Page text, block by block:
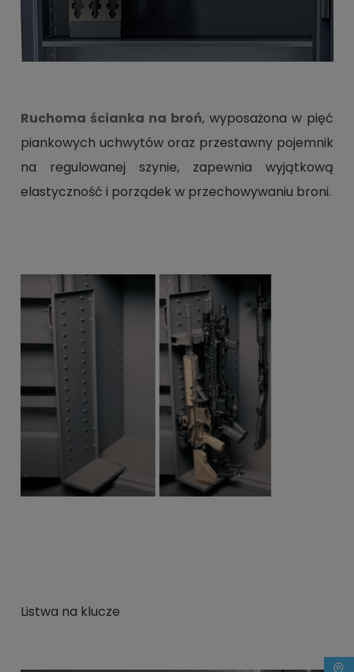
Ruchoma ścianka na broń, wyposażona w pięć
piankowych uchwytów oraz przestawny pojemnik
na regulowanej szynie, zapewnia wyjątkową
elastyczność i porządek w przechowywaniu broni.
Listwa na klucze